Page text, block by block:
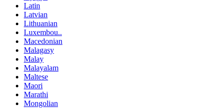
Latin
Latvian
Lithuanian
Luxembou..
Macedonian
Malagasy
Malay
Malayalam
Maltese
Maori
Marathi
Mongolian